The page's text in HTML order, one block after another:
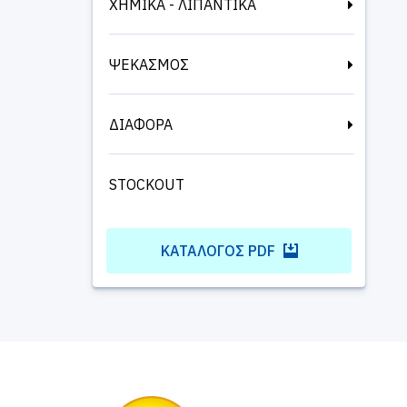
ΧΗΜΙΚΑ - ΛΙΠΑΝΤΙΚΑ
ΨΕΚΑΣΜΟΣ
ΔΙΑΦΟΡΑ
STOCKOUT
ΚΑΤΆΛΟΓΟΣ PDF